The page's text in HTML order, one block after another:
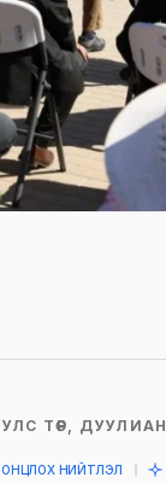
УЛС ТӨР, ДУУЛИАН
ОНЦЛОХ НИЙТЛЭЛ